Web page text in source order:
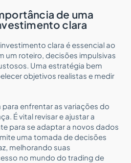
de uma
clara
clara é essencial ao
um roteiro, decisões impulsivas
Uma estratégia bem
objetivos realistas e medir
enfrentar as variações do
É vital revisar e ajustar a
para se adaptar a novos dados
uma tomada de decisões
melhorando suas
no mundo do trading de